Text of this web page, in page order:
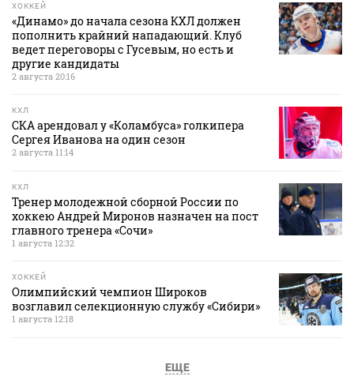
ХОККЕЙ
«Динамо» до начала сезона КХЛ должен
пополнить крайний нападающий. Клуб
ведет переговоры с Гусевым, но есть и
другие кандидаты
2 августа 20:16
КХЛ
СКА арендовал у «Коламбуса» голкипера
Сергея Иванова на один сезон
2 августа 11:14
КХЛ
Тренер молодежной сборной России по
хоккею Андрей Миронов назначен на пост
главного тренера «Сочи»
1 августа 12:32
ХОККЕЙ
Олимпийский чемпион Широков
возглавил селекционную службу «Сибири»
1 августа 12:18
ЕЩЕ